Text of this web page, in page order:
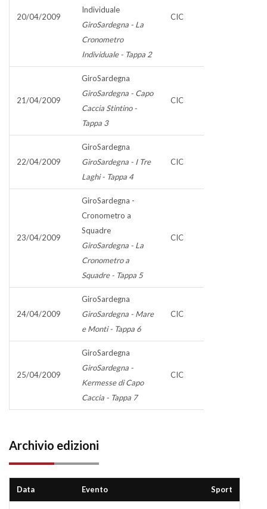
20/04/2009
Individuale
GiroSardegna - La
Cronometro
Individuale - Tappa 2
CIC
21/04/2009
GiroSardegna
GiroSardegna - Capo
Caccia Stintino -
Tappa 3
CIC
22/04/2009
GiroSardegna
GiroSardegna - I Tre
Laghi - Tappa 4
CIC
23/04/2009
GiroSardegna -
Cronometro a
Squadre
GiroSardegna - La
Cronometro a
Squadre - Tappa 5
CIC
24/04/2009
GiroSardegna
GiroSardegna - Mare
e Monti - Tappa 6
CIC
25/04/2009
GiroSardegna
GiroSardegna -
Kermesse di Capo
Caccia - Tappa 7
CIC
Archivio edizioni
Data Evento Sport